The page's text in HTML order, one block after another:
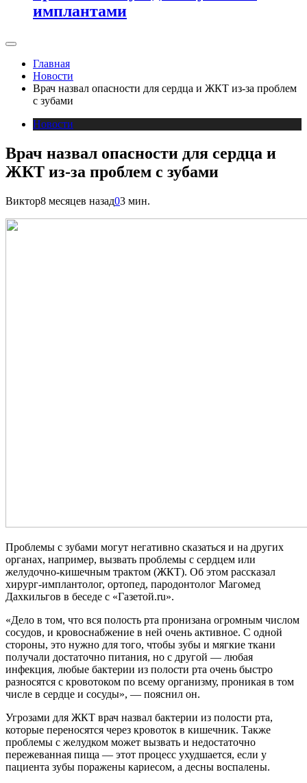
имплантами
Главная
Новости
Врач назвал опасности для сердца и ЖКТ из-за проблем
с зубами
Новости
Врач назвал опасности для сердца и
ЖКТ из-за проблем с зубами
Виктор8 месяцев назад03 мин.
Проблемы с зубами могут негативно сказаться и на других
органах, например, вызвать проблемы с сердцем или
желудочно-кишечным трактом (ЖКТ). Об этом рассказал
хирург-имплантолог, ортопед, пародонтолог Магомед
Дахкильгов в беседе с «Газетой.ru».
«Дело в том, что вся полость рта пронизана огромным числом
сосудов, и кровоснабжение в ней очень активное. С одной
стороны, это нужно для того, чтобы зубы и мягкие ткани
получали достаточно питания, но с другой — любая
инфекция, любые бактерии из полости рта очень быстро
разносятся с кровотоком по всему организму, проникая в том
числе в сердце и сосуды», — пояснил он.
Угрозами для ЖКТ врач назвал бактерии из полости рта,
которые переносятся через кровоток в кишечник. Также
проблемы с желудком может вызвать и недостаточно
пережеванная пища — этот процесс ухудшается, если у
пациента зубы поражены кариесом, а десны воспалены.